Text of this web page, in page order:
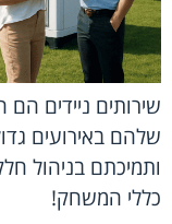
שירותים ניידים
שלהם באירועים
ותמיכתם בניהול
כללי המשחק!